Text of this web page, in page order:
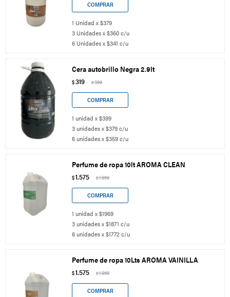
1 Unidad x $379
3 Unidades x $360 c/u
6 Unidades x $341 c/u
Cera autobrillo Negra 2.9lt
$319 $399
1 unidad x $399
3 unidades x $379 c/u
6 unidades x $359 c/u
Perfume de ropa 10lt AROMA CLEAN
$1.575 $1.969
1 unidad x $1969
3 unidades x $1871 c/u
6 unidades x $1772 c/u
Perfume de ropa 10Lts AROMA VAINILLA
$1.575 $1.969